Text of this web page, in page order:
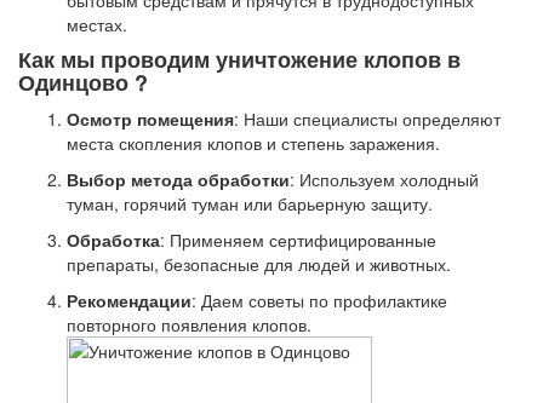
местах.
Как мы проводим уничтожение клопов в
Одинцово ?
Осмотр помещения: Наши специалисты определяют
места скопления клопов и степень заражения.
Выбор метода обработки: Используем холодный
туман, горячий туман или барьерную защиту.
Обработка: Применяем сертифицированные
препараты, безопасные для людей и животных.
Рекомендации: Даем советы по профилактике
повторного появления клопов.